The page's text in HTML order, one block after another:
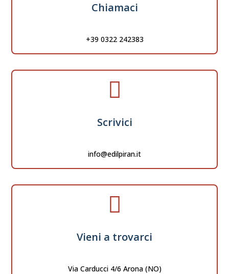
Chiamaci
+39 0322 242383

Scrivici
info@edilpiran.it

Vieni a trovarci
Via Carducci 4/6 Arona (NO)